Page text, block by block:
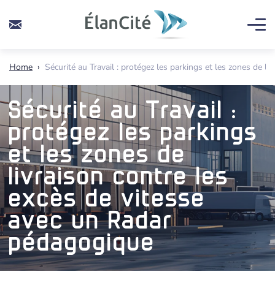
Home › Sécurité au Travail : protégez les parkings et les zones de
Sécurité au Travail :
protégez les parkings
et les zones de
livraison contre les
excès de vitesse
avec un Radar
pédagogique